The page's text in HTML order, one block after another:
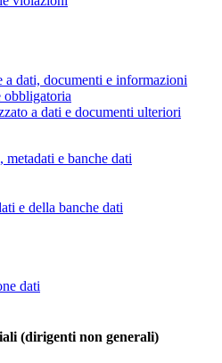
a dati, documenti e informazioni
obbligatoria
a dati e documenti ulteriori
e banche dati
e della banche dati
dati
(dirigenti non generali)